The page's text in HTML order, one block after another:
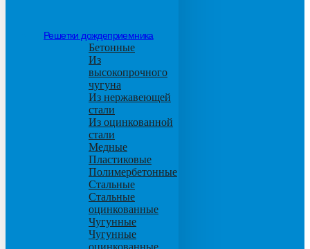
Решетки дождеприемника
Бетонные
Из
высокопрочного
чугуна
Из нержавеющей
стали
Из оцинкованной
стали
Медные
Пластиковые
Полимербетонные
Стальные
Стальные
оцинкованные
Чугунные
Чугунные
оцинкованные